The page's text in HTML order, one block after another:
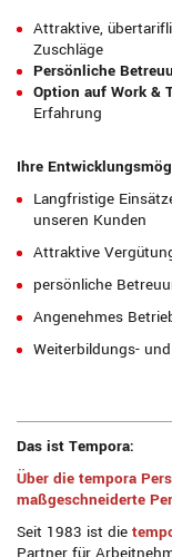
Attraktive,
Zuschläge
Persönliche
Option auf Work &
Erfahrung
Ihre
Langfristige
unseren Kunden
Attraktive
persönliche
Angenehmes
Weiterbildungs-
Das ist Tempora:
Über die tempora
maßgeschneiderte
Seit 1983 ist die t